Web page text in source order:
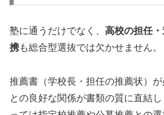
塾に通うだけでなく、 高校の担任
携も総合型選抜では欠かせません。
推薦書（学校長・担任の推薦状）
との良好な関係が書類の質に直結